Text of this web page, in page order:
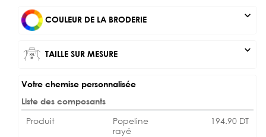
COULEUR DE LA BRODERIE expand_more
TAILLE SUR MESURE expand_more
Votre chemise personnalisée
Liste des composants
Produit
Popeline
rayé
194.90 DT